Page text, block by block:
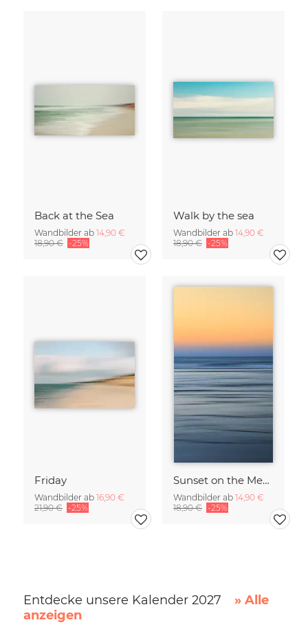
Back at the Sea
Wandbilder ab 14,90 €
18,90 € -25%
Walk by the sea
Wandbilder ab 14,90 €
18,90 € -25%
Friday
Wandbilder ab 16,90 €
21,90 € -25%
Sunset on the Mediterranean
Wandbilder ab 14,90 €
18,90 € -25%
Entdecke unsere Kalender 2027
» Alle
anzeigen